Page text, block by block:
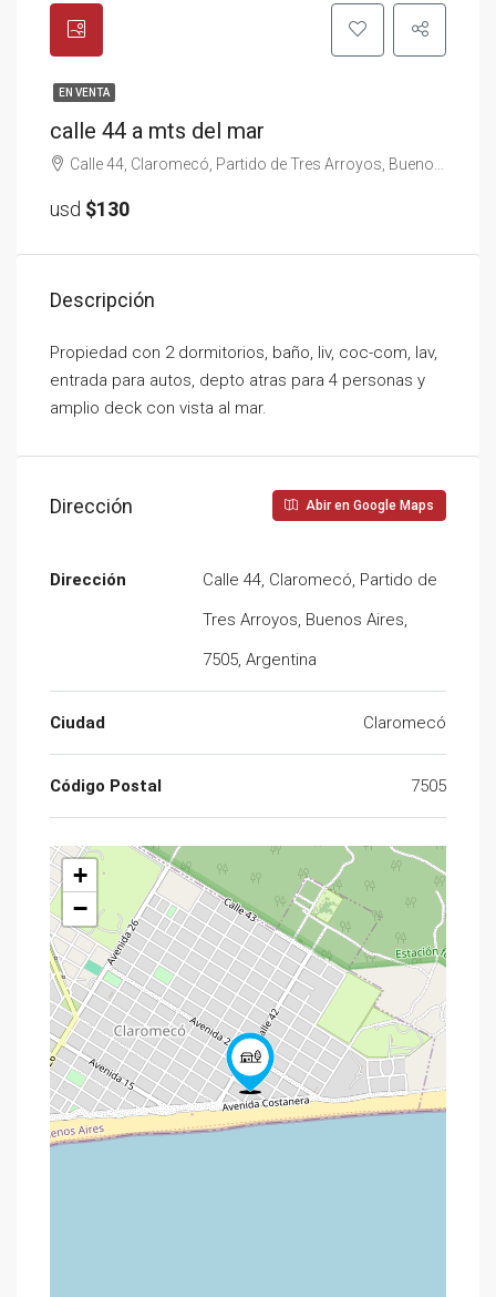
EN VENTA
calle 44 a mts del mar
Calle 44, Claromecó, Partido de Tres Arroyos, Buenos Aires, 7505, Argentina
usd $130
Descripción
Propiedad con 2 dormitorios, baño, liv, coc-com, lav,
entrada para autos, depto atras para 4 personas y
amplio deck con vista al mar.
Dirección Abir en Google Maps
Dirección
Calle 44, Claromecó, Partido de
Tres Arroyos, Buenos Aires,
7505, Argentina
Ciudad Claromecó
Código Postal 7505
+
−